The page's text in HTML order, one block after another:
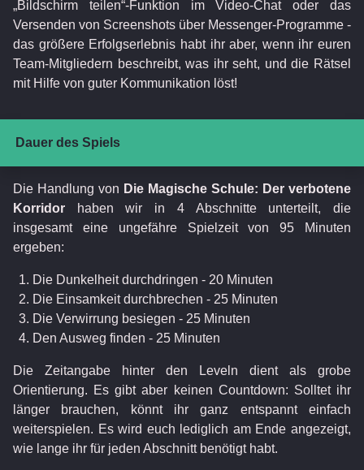
„Bildschirm teilen“-Funktion im Video-Chat oder das
Versenden von Screenshots über Messenger-Programme -
das größere Erfolgserlebnis habt ihr aber, wenn ihr euren
Team-Mitgliedern beschreibt, was ihr seht, und die Rätsel
mit Hilfe von guter Kommunikation löst!
Dauer des Spiels
Die Handlung von Die Magische Schule: Der verbotene
Korridor haben wir in 4 Abschnitte unterteilt, die
insgesamt eine ungefähre Spielzeit von 95 Minuten
ergeben:
Die Dunkelheit durchdringen - 20 Minuten
Die Einsamkeit durchbrechen - 25 Minuten
Die Verwirrung besiegen - 25 Minuten
Den Ausweg finden - 25 Minuten
Die Zeitangabe hinter den Leveln dient als grobe
Orientierung. Es gibt aber keinen Countdown: Solltet ihr
länger brauchen, könnt ihr ganz entspannt einfach
weiterspielen. Es wird euch lediglich am Ende angezeigt,
wie lange ihr für jeden Abschnitt benötigt habt.